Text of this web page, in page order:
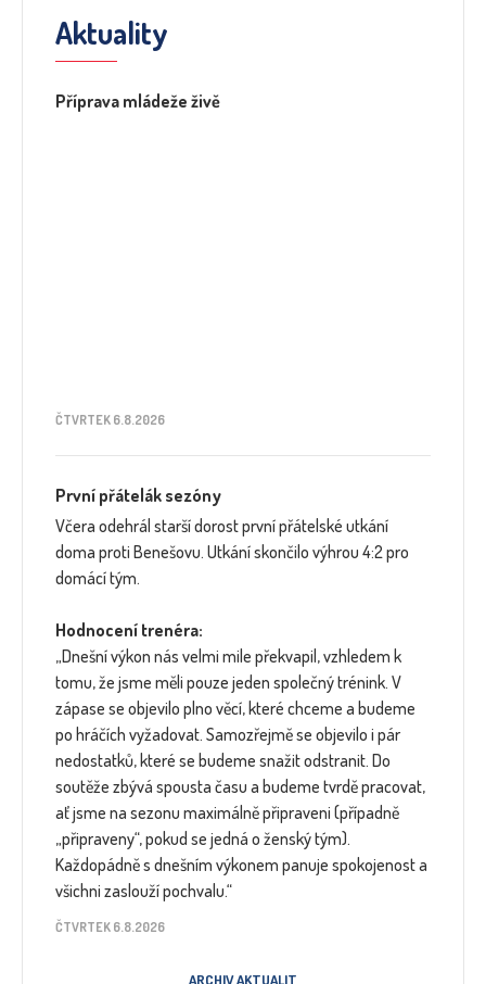
Aktuality
Příprava mládeže živě
ČTVRTEK 6.8.2026
První přátelák sezóny
Včera odehrál starší dorost první přátelské utkání
doma proti Benešovu. Utkání skončilo výhrou 4:2 pro
domácí tým.
Hodnocení trenéra:
„Dnešní výkon nás velmi mile překvapil, vzhledem k
tomu, že jsme měli pouze jeden společný trénink. V
zápase se objevilo plno věcí, které chceme a budeme
po hráčích vyžadovat. Samozřejmě se objevilo i pár
nedostatků, které se budeme snažit odstranit. Do
soutěže zbývá spousta času a budeme tvrdě pracovat,
ať jsme na sezonu maximálně připraveni (případně
„připraveny“, pokud se jedná o ženský tým).
Každopádně s dnešním výkonem panuje spokojenost a
všichni zaslouží pochvalu.“
ČTVRTEK 6.8.2026
ARCHIV AKTUALIT